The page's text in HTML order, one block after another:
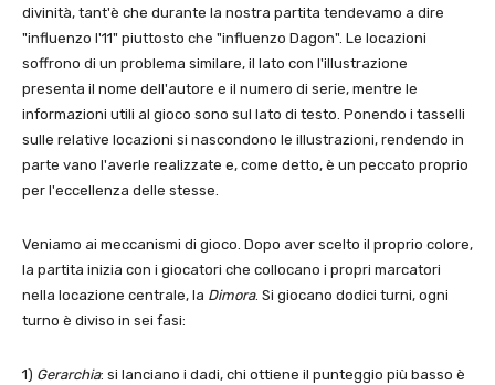
divinità, tant'è che durante la nostra partita tendevamo a dire
"influenzo l'11" piuttosto che "influenzo Dagon". Le locazioni
soffrono di un problema similare, il lato con l'illustrazione
presenta il nome dell'autore e il numero di serie, mentre le
informazioni utili al gioco sono sul lato di testo. Ponendo i tasselli
sulle relative locazioni si nascondono le illustrazioni, rendendo in
parte vano l'averle realizzate e, come detto, è un peccato proprio
per l'eccellenza delle stesse.
Veniamo ai meccanismi di gioco. Dopo aver scelto il proprio colore,
la partita inizia con i giocatori che collocano i propri marcatori
nella locazione centrale, la Dimora. Si giocano dodici turni, ogni
turno è diviso in sei fasi:
1) Gerarchia: si lanciano i dadi, chi ottiene il punteggio più basso è